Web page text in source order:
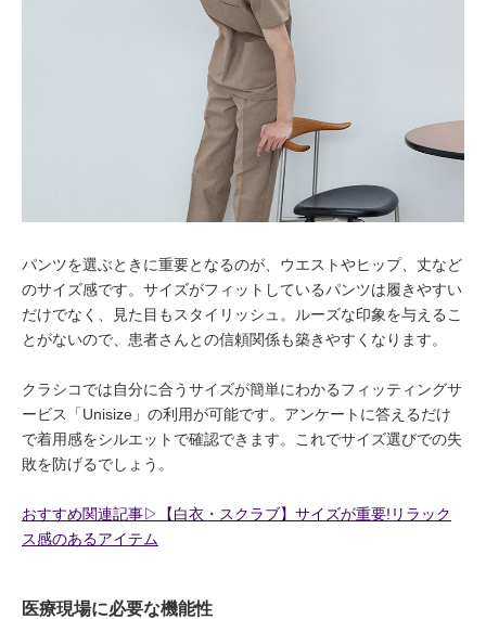
パンツを選ぶときに重要となるのが、ウエストやヒップ、丈など
のサイズ感です。サイズがフィットしているパンツは履きやすい
だけでなく、見た目もスタイリッシュ。ルーズな印象を与えるこ
とがないので、患者さんとの信頼関係も築きやすくなります。
クラシコでは自分に合うサイズが簡単にわかるフィッティングサ
ービス「Unisize」の利用が可能です。アンケートに答えるだけ
で着用感をシルエットで確認できます。これでサイズ選びでの失
敗を防げるでしょう。
おすすめ関連記事▷【白衣・スクラブ】サイズが重要!リラック
ス感のあるアイテム
医療現場に必要な機能性